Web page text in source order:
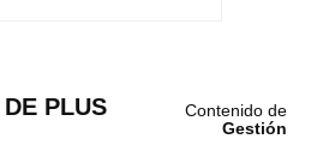
PLUS
Contenido de
Gestión